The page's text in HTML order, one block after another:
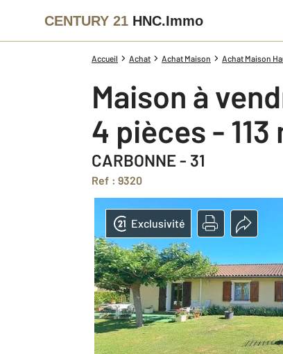
CENTURY 21 HNC.Immo
Accueil Achat Achat Maison Achat Maison
Maison à
4 pièces - 113
CARBONNE - 31
Ref : 9320
Exclusivité